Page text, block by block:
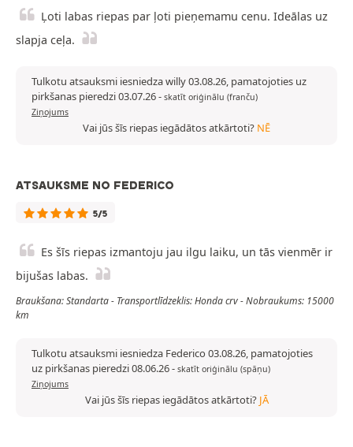
Ļoti labas riepas par ļoti pieņemamu cenu. Ideālas uz
slapja ceļa.
Tulkotu atsauksmi iesniedza willy 03.08.26, pamatojoties uz
pirkšanas pieredzi 03.07.26- skatīt oriģinālu (franču)
Ziņojums
Vai jūs šīs riepas iegādātos atkārtoti? NĒ
ATSAUKSME NO FEDERICO
5/5
Es šīs riepas izmantoju jau ilgu laiku, un tās vienmēr ir
bijušas labas.
Braukšana: Standarta - Transportlīdzeklis: Honda crv - Nobraukums: 15000
km
Tulkotu atsauksmi iesniedza Federico 03.08.26, pamatojoties
uz pirkšanas pieredzi 08.06.26- skatīt oriģinālu (spāņu)
Ziņojums
Vai jūs šīs riepas iegādātos atkārtoti? JĀ